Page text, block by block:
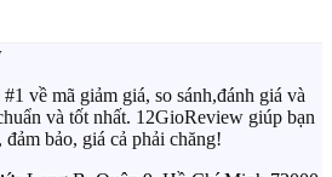
về mã giảm giá, so sánh,đánh giá và
và tốt nhất. 12GioReview giúp bạn
bảo, giá cả phải chăng!